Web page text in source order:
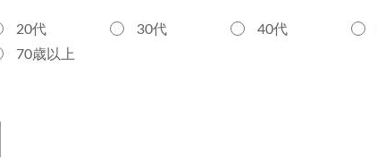
20代 30代 40代
70歳以上